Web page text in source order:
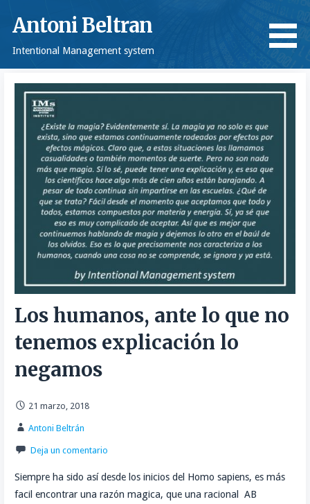
Antoni Beltran
Intentional Management system
Los humanos, ante lo que no
tenemos explicación lo
negamos
21 marzo, 2018
Antoni Beltrán
Deja un comentario
Siempre ha sido así desde los inicios del Homo sapiens, es más
facil encontrar una razón magica, que una racional AB